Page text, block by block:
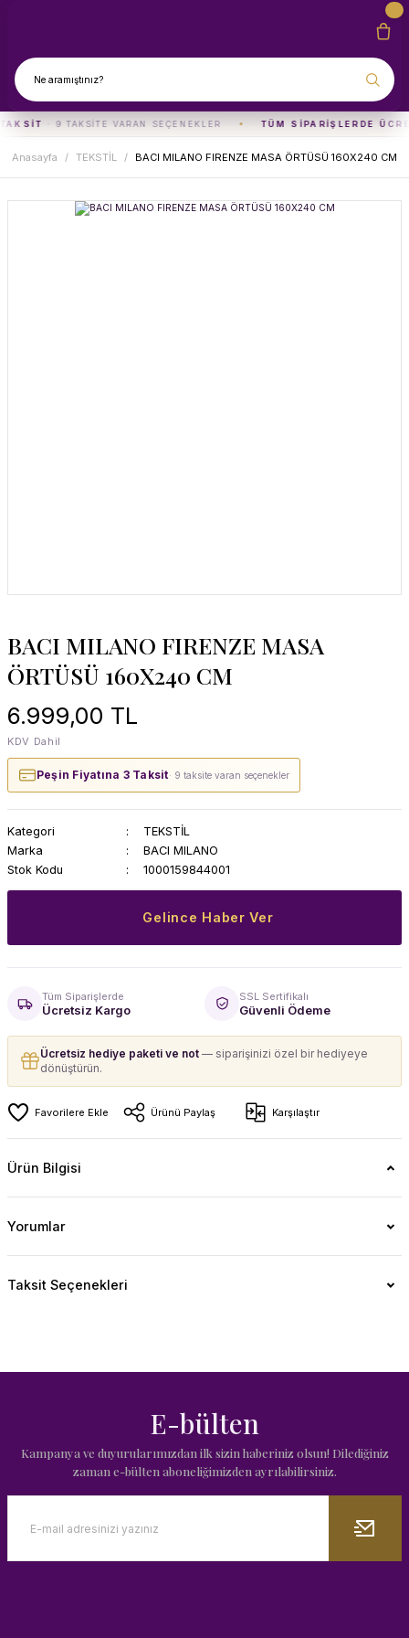
· 9 TAKSITE VARAN SEÇENEKLER TÜM SIPARIŞLERDE
Anasayfa TEKSTİL BACI MILANO FIRENZE MASA ÖRTÜSÜ 160X240 CM
BACI MILANO FIRENZE MASA
ÖRTÜSÜ 160X240 CM
6.999,00 TL
KDV Dahil
Peşin Fiyatına 3 Taksit· 9 taksite varan seçenekler
Kategori
TEKSTİL
Marka
BACI MILANO
Stok Kodu
1000159844001
Gelince Haber Ver
Tüm Siparişlerde
Ücretsiz Kargo
SSL Sertifikalı
Güvenli Ödeme
Ücretsiz hediye paketi ve not — siparişinizi özel bir hediyeye
dönüştürün.
Ürünü Paylaş Karşılaştır
Ürün Bilgisi
Yorumlar
Taksit Seçenekleri
E-bülten
Kampanya ve duyurularımızdan ilk sizin haberiniz olsun! Dilediğiniz
zaman e-bülten aboneliğimizden ayrılabilirsiniz.